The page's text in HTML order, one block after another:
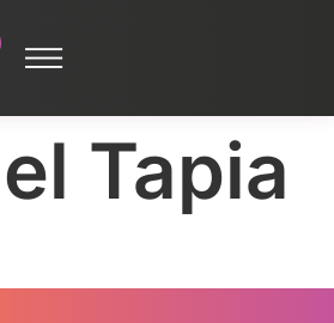
Tapia